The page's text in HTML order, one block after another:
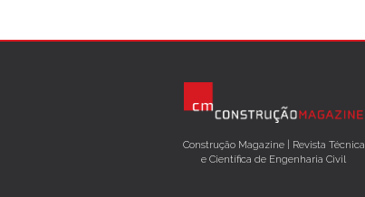
Construção Magazine | Revista Técnica
e Científica de Engenharia Civil